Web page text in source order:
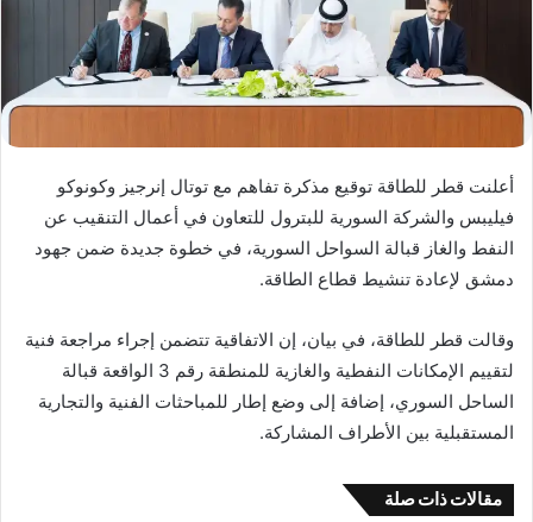
أعلنت قطر للطاقة توقيع مذكرة تفاهم مع توتال إنرجيز وكونوكو
فيليبس والشركة السورية للبترول للتعاون في أعمال التنقيب عن
النفط والغاز قبالة السواحل السورية، في خطوة جديدة ضمن جهود
دمشق لإعادة تنشيط قطاع الطاقة.
وقالت قطر للطاقة، في بيان، إن الاتفاقية تتضمن إجراء مراجعة فنية
لتقييم الإمكانات النفطية والغازية للمنطقة رقم 3 الواقعة قبالة
الساحل السوري، إضافة إلى وضع إطار للمباحثات الفنية والتجارية
المستقبلية بين الأطراف المشاركة.
مقالات ذات صلة